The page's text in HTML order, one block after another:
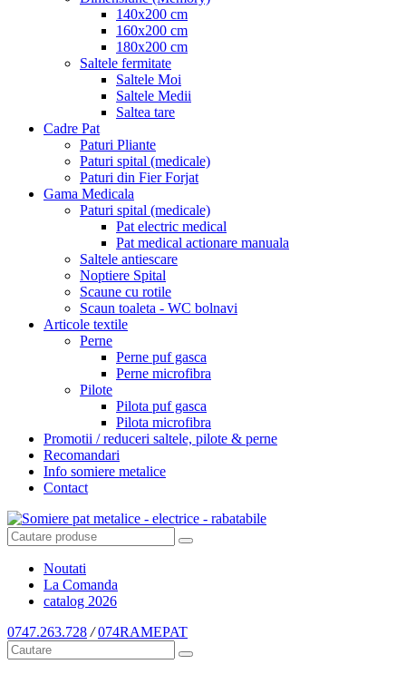
140x200 cm
160x200 cm
180x200 cm
Saltele fermitate
Saltele Moi
Saltele Medii
Saltea tare
Cadre Pat
Paturi Pliante
Paturi spital (medicale)
Paturi din Fier Forjat
Gama Medicala
Paturi spital (medicale)
Pat electric medical
Pat medical actionare manuala
Saltele antiescare
Noptiere Spital
Scaune cu rotile
Scaun toaleta - WC bolnavi
Articole textile
Perne
Perne puf gasca
Perne microfibra
Pilote
Pilota puf gasca
Pilota microfibra
Promotii / reduceri saltele, pilote & perne
Recomandari
Info somiere metalice
Contact
Noutati
La Comanda
catalog 2026
0747.263.728 / 074RAMEPAT